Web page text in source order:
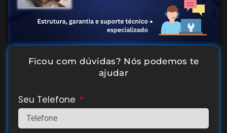
Ficou com dúvidas? Nós podemos te
ajudar
Seu Telefone